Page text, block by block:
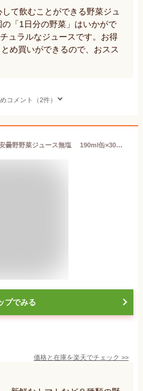
て飲むことができる野菜ジュ
「1日分の野菜」はいかがで
ュラルなジュースです。お得
め買いができるので、おスス
コメント（2件）
[送料無料] ゴールドパック 安曇野野菜ジュース無塩 190ml缶×30本【3〜4営業日以内に出荷】
プでみる
価格と在庫を楽天でチェック >>